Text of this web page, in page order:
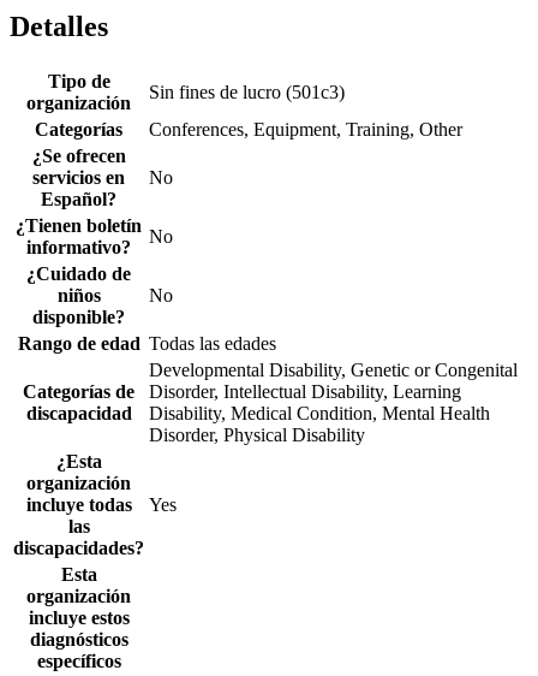
Detalles
Tipo de
organización
Sin fines de lucro (501c3)
Categorías
Conferences, Equipment, Training, Other
¿Se ofrecen
servicios en
Español?
No
¿Tienen boletín
informativo?
No
¿Cuidado de
niños
disponible?
No
Rango de edad Todas las edades
Categorías de
discapacidad
Developmental Disability, Genetic or Congenital
Disorder, Intellectual Disability, Learning
Disability, Medical Condition, Mental Health
Disorder, Physical Disability
¿Esta
organización
incluye todas
las
discapacidades?
Yes
Esta
organización
incluye estos
diagnósticos
específicos